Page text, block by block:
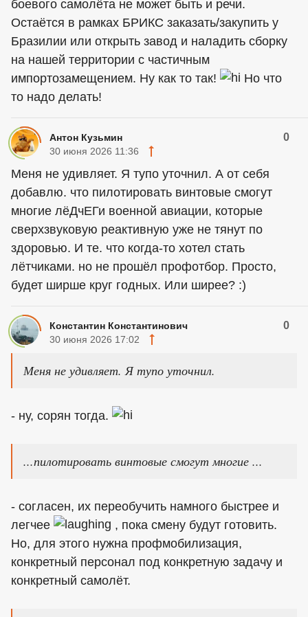
боевого самолёта не может быть и речи.
Остаётся в рамках БРИКС заказать/закупить у
Бразилии или открыть завод и наладить сборку
на нашей территории с частичным
импортозамещением. Ну как то так!
Но что
то надо делать!
Антон Кузьмин 0
30 июня 2026 11:36
Меня не удивляет. Я тупо уточнил. А от себя
добавлю. что пилотировать винтовые смогут
многие лёДчЕГи военной авиации, которые
сверхзвуковую реактивную уже не тянут по
здоровью. И те. что когда-то хотел стать
лётчиками. но не прошёл профотбор. Просто,
будет ширше круг годных. Или ширее? :)
Константин Константинович 0
30 июня 2026 17:02
Меня не удивляет. Я тупо уточнил.
- ну, сорян тогда.
...пилотировать винтовые смогут многие ...
- согласен, их переобучить намного быстрее и
легчее
, пока смену будут готовить.
Но, для этого нужна профмобилизация,
конкретный персонал под конкретную задачу и
конкретный самолёт.